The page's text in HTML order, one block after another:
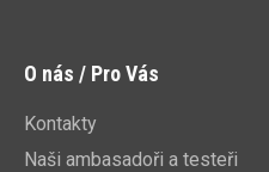
O nás / Pro Vás
Kontakty
Naši ambasadoři a testeři